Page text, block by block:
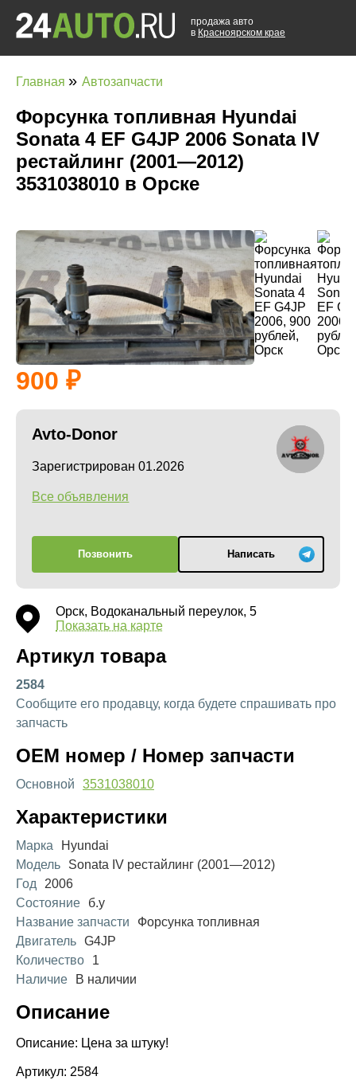
продажа авто
в Красноярском крае
Главная » Автозапчасти
Форсунка топливная Hyundai
Sonata 4 EF G4JP 2006 Sonata IV
рестайлинг (2001—2012)
3531038010 в Орске
900
Avto-Donor
Зарегистрирован 01.2026
Все объявления
Позвонить Написать
Орск, Водоканальный переулок, 5
Показать на карте
Артикул товара
2584
Сообщите его продавцу, когда будете спрашивать про
запчасть
OEM номер / Номер запчасти
Основной 3531038010
Характеристики
Марка
Hyundai
Модель
Sonata IV рестайлинг (2001—2012)
Год
2006
Состояние
б.у
Название запчасти
Форсунка топливная
Двигатель G4JP
Количество
1
Наличие
В наличии
Описание
Описание: Цена за штуку!
Артикул: 2584